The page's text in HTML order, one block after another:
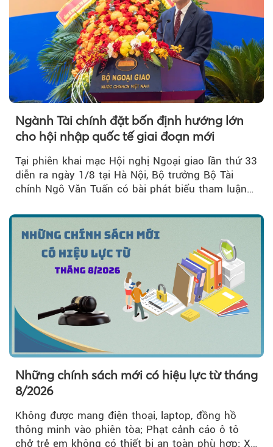
Ngành Tài chính đặt bốn định hướng lớn
cho hội nhập quốc tế giai đoạn mới
Tại phiên khai mạc Hội nghị Ngoại giao lần thứ 33
diễn ra ngày 1/8 tại Hà Nội, Bộ trưởng Bộ Tài
chính Ngô Văn Tuấn có bài phát biểu tham luận
Những chính sách mới có hiệu lực từ tháng
8/2026
Không được mang điện thoại, laptop, đồng hồ
thông minh vào phiên tòa; Phạt cảnh cáo ô tô
chở trẻ em không có thiết bị an toàn phù hợp; Xe